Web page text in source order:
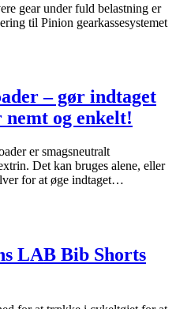
gear under fuld belastning er
til Pinion gearkassesystemet
– gør indtaget
og enkelt!
er smagsneutralt
Det kan bruges alene, eller
for at øge indtaget…
LAB Bib Shorts